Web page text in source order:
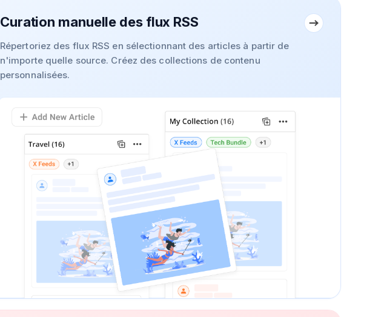
Curation manuelle des flux RSS
Répertoriez des flux RSS en sélectionnant des articles à partir de
n'importe quelle source. Créez des collections de contenu
personnalisées.